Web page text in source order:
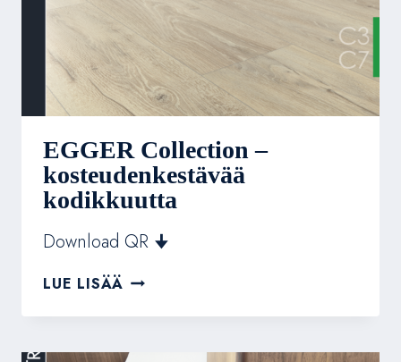
EGGER Collection –
kosteudenkestävää
kodikkuutta
Download QR 🠋
LUE LISÄÄ EGGER
–
KODIKKUUTTA